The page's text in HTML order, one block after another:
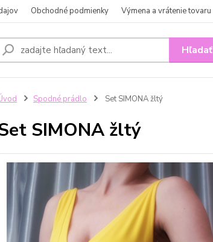
Obchodné podmienky Výmena a vrátenie tovaru
Hľadať
Spodné prádlo Set SIMONA žltý
SIMONA žltý